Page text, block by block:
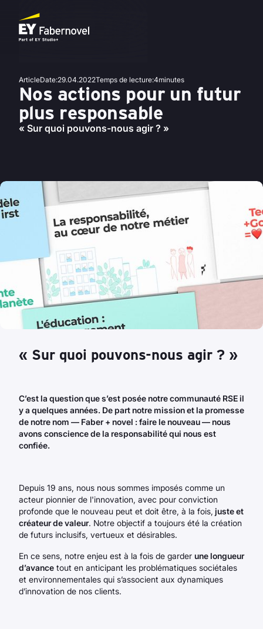
ArticleDate:29.04.2022Temps de lecture:4minutes
Nos actions pour un futur
plus responsable
« Sur quoi pouvons-nous agir ? »
« Sur quoi pouvons-nous agir ? »
C’est la question que s’est posée notre communauté RSE il
y a quelques années. De part notre mission et la promesse
de notre nom — Faber + novel : faire le nouveau — nous
avons conscience de la responsabilité qui nous est
confiée.
Depuis 19 ans, nous nous sommes imposés comme un
acteur pionnier de l'innovation, avec pour conviction
profonde que le nouveau peut et doit être, à la fois, juste et
créateur de valeur. Notre objectif a toujours été la création
de futurs inclusifs, vertueux et désirables.
En ce sens, notre enjeu est à la fois de garder une longueur
d’avance tout en anticipant les problématiques sociétales
et environnementales qui s’associent aux dynamiques
d’innovation de nos clients.